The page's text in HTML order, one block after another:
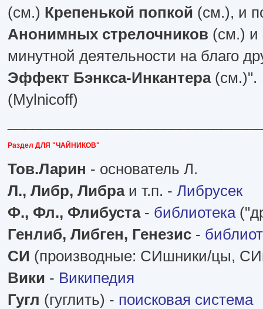
(см.) Крепенькой попкой (см.), и
Анонимных стрелочников (см.) и
минутной деятельности на благо
Эффект Бэнкса-Инкантера(см.)".
(Mylnicoff)
Раздел ДЛЯ "ЧАЙНИКОВ"
Тов.Ларин - основатель Л.
Л., Либр, Либраи т.п. - Либрусек
Ф., Фл., Флибуста- библиотека
Генлиб, Либген, Генезис -
СИ (производные: СИшники/цы,
Вики - Википедия
Гугл (гуглить) - поисковая система